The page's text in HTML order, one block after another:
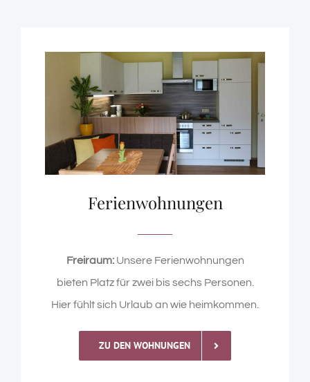
Ferienwohnungen
Freiraum:Unsere Ferienwohnungen
bieten Platz für zwei bis sechs Personen.
Hier fühlt sich Urlaub an wie heimkommen.
ZU DEN WOHNUNGEN